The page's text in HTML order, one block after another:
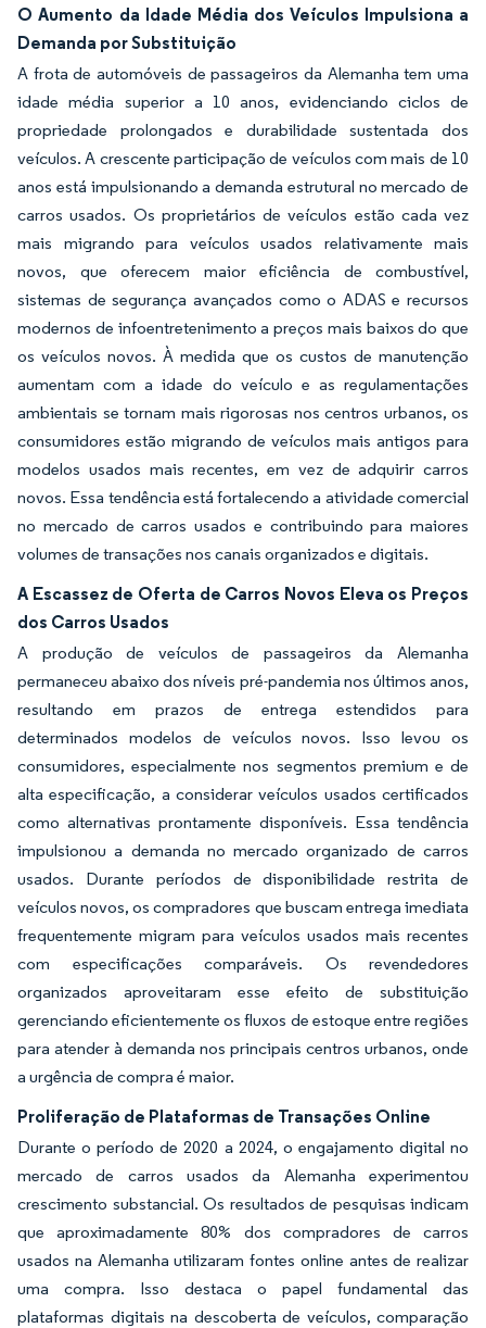
O Aumento da Idade Média dos Veículos Impulsiona a
Demanda por Substituição
A frota de automóveis de passageiros da Alemanha tem uma
idade média superior a 10 anos, evidenciando ciclos de
propriedade prolongados e durabilidade sustentada dos
veículos. A crescente participação de veículos com mais de 10
anos está impulsionando a demanda estrutural no mercado de
carros usados. Os proprietários de veículos estão cada vez
mais migrando para veículos usados relativamente mais
novos, que oferecem maior eficiência de combustível,
sistemas de segurança avançados como o ADAS e recursos
modernos de infoentretenimento a preços mais baixos do que
os veículos novos. À medida que os custos de manutenção
aumentam com a idade do veículo e as regulamentações
ambientais se tornam mais rigorosas nos centros urbanos, os
consumidores estão migrando de veículos mais antigos para
modelos usados mais recentes, em vez de adquirir carros
novos. Essa tendência está fortalecendo a atividade comercial
no mercado de carros usados e contribuindo para maiores
volumes de transações nos canais organizados e digitais.
A Escassez de Oferta de Carros Novos Eleva os Preços
dos Carros Usados
A produção de veículos de passageiros da Alemanha
permaneceu abaixo dos níveis pré-pandemia nos últimos anos,
resultando em prazos de entrega estendidos para
determinados modelos de veículos novos. Isso levou os
consumidores, especialmente nos segmentos premium e de
alta especificação, a considerar veículos usados certificados
como alternativas prontamente disponíveis. Essa tendência
impulsionou a demanda no mercado organizado de carros
usados. Durante períodos de disponibilidade restrita de
veículos novos, os compradores que buscam entrega imediata
frequentemente migram para veículos usados mais recentes
com especificações comparáveis. Os revendedores
organizados aproveitaram esse efeito de substituição
gerenciando eficientemente os fluxos de estoque entre regiões
para atender à demanda nos principais centros urbanos, onde
a urgência de compra é maior.
Proliferação de Plataformas de Transações Online
Durante o período de 2020 a 2024, o engajamento digital no
mercado de carros usados da Alemanha experimentou
crescimento substancial. Os resultados de pesquisas indicam
que aproximadamente 80% dos compradores de carros
usados na Alemanha utilizaram fontes online antes de realizar
uma compra. Isso destaca o papel fundamental das
plataformas digitais na descoberta de veículos, comparação